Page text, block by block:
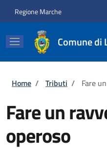
Regione Marche
Comune di
Briciole di
Home / Tributi / Fare
Fare un
operoso